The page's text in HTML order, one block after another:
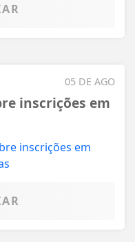
05 DE AGO
inscrições em